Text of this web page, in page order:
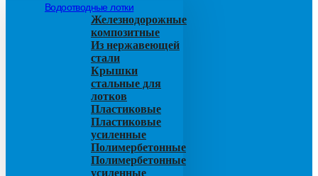
Водоотводные лотки
Железнодорожные
композитные
Из нержавеющей
стали
Крышки
стальные для
лотков
Пластиковые
Пластиковые
усиленные
Полимербетонные
Полимербетонные
усиленные